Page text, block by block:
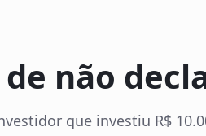
de não
que investiu R$